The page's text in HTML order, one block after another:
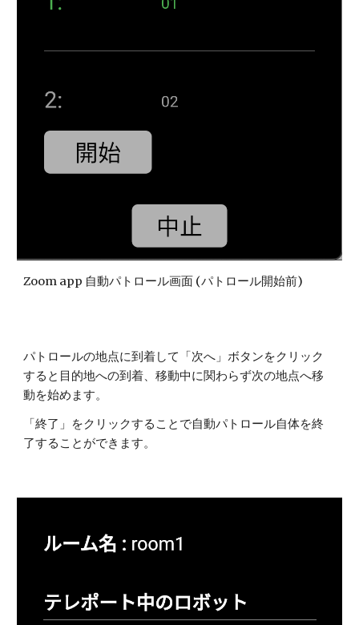
Zoom app 自動パトロール画面 (パトロール開始前)
パトロールの地点に到着して「次へ」ボタンをクリック
すると目的地への到着、移動中に関わらず次の地点へ移
動を始めます。
「終了」をクリックすることで自動パトロール自体を終
了することができます。